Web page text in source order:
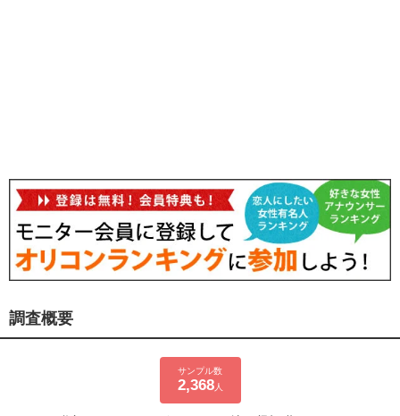
調査概要
サンプル数
2,368人